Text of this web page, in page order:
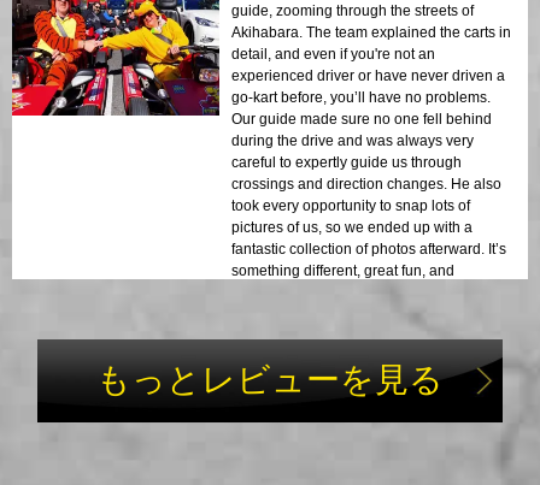
guide, zooming through the streets of
Akihabara. The team explained the carts in
detail, and even if you're not an
experienced driver or have never driven a
go-kart before, you’ll have no problems.
Our guide made sure no one fell behind
during the drive and was always very
careful to expertly guide us through
crossings and direction changes. He also
took every opportunity to snap lots of
pictures of us, so we ended up with a
fantastic collection of photos afterward. It’s
something different, great fun, and
もっとレビューを見る